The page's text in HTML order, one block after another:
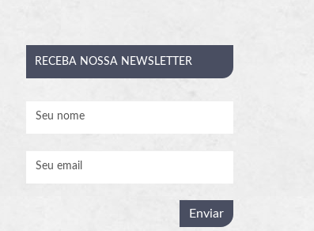
RECEBA NOSSA NEWSLETTER